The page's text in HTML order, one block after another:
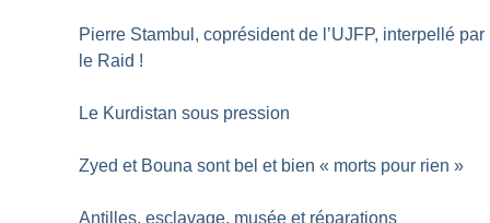
Pierre Stambul, coprésident de l’UJFP, interpellé par
le Raid !
Le Kurdistan sous pression
Zyed et Bouna sont bel et bien « morts pour rien »
Antilles, esclavage, musée et réparations